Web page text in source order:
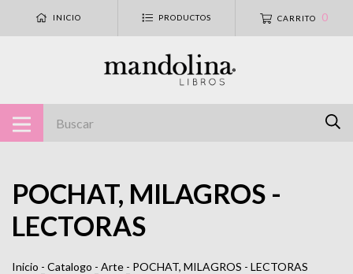
INICIO PRODUCTOS CARRITO 0
POCHAT, MILAGROS -
LECTORAS
Inicio - Catalogo - Arte - POCHAT, MILAGROS - LECTORAS